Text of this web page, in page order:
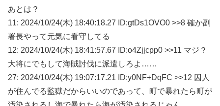
あとは？
11: 2024/10/24(木) 18:40:18.27 ID:gtDs1OVO0 >>8 確か副
署長やって元気に看守してる
12: 2024/10/24(木) 18:41:57.67 ID:o4Zjjcpp0 >>11 マジ？
大将にでもして海賊討伐に派遣しろよ……
27: 2024/10/24(木) 19:07:17.21 ID:y0NF+DqFC >>12 囚人
が住んでる監獄だからいいのであって、町で暴れたら町が